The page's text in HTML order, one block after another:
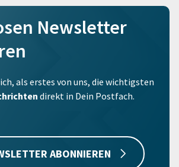
Newsletter
als erstes von uns, die wichtigsten
direkt in Dein Postfach.
ABONNIEREN